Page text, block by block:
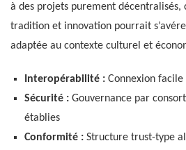
à des projets purement
tradition et innovation pourrait
adaptée au contexte culturel et
Interopérabilité : Connexion
Sécurité : Gouvernance par
établies
Conformité : Structure trust-type